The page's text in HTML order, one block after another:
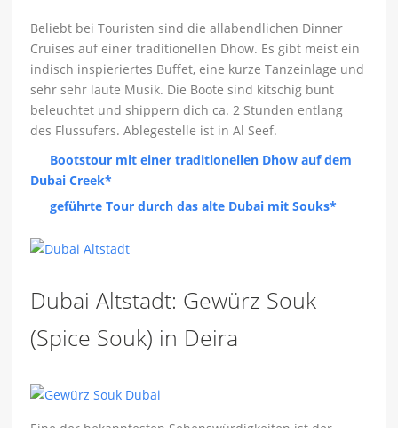
Beliebt bei Touristen sind die allabendlichen Dinner
Cruises auf einer traditionellen Dhow. Es gibt meist ein
indisch inspieriertes Buffet, eine kurze Tanzeinlage und
sehr sehr laute Musik. Die Boote sind kitschig bunt
beleuchtet und shippern dich ca. 2 Stunden entlang
des Flussufers. Ablegestelle ist in Al Seef.
Bootstour mit einer traditionellen Dhow auf dem
Dubai Creek*
geführte Tour durch das alte Dubai mit Souks*
Dubai Altstadt: Gewürz Souk
(Spice Souk) in Deira